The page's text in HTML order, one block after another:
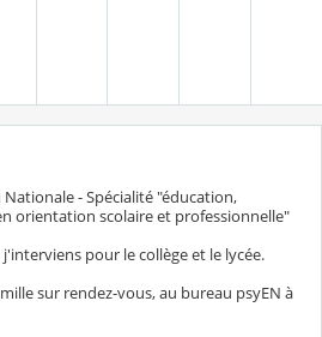
- Spécialité "éducation,
orientation scolaire et professionnelle"
pour le collège et le lycée.
sur rendez-vous, au bureau psyEN à